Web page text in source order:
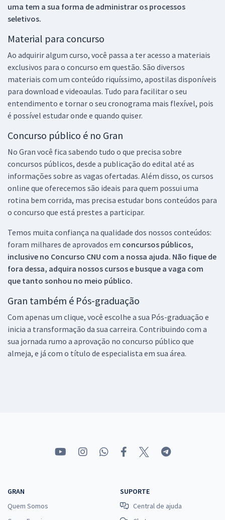
uma tem a sua forma de administrar os processos
seletivos.
Material para concurso
Ao adquirir algum curso, você passa a ter acesso a materiais
exclusivos para o concurso em questão. São diversos
materiais com um conteúdo riquíssimo, apostilas disponíveis
para download e videoaulas. Tudo para facilitar o seu
entendimento e tornar o seu cronograma mais flexível, pois
é possível estudar onde e quando quiser.
Concurso público é no Gran
No Gran você fica sabendo tudo o que precisa sobre
concursos públicos, desde a publicação do edital até as
informações sobre as vagas ofertadas. Além disso, os cursos
online que oferecemos são ideais para quem possui uma
rotina bem corrida, mas precisa estudar bons conteúdos para
o concurso que está prestes a participar.
Temos muita confiança na qualidade dos nossos conteúdos:
foram milhares de aprovados em concursos públicos,
inclusive no Concurso CNU com a nossa ajuda. Não fique de
fora dessa, adquira nossos cursos e busque a vaga com
que tanto sonhou no meio público.
Gran também é Pós-graduação
Com apenas um clique, você escolhe a sua Pós-graduação e
inicia a transformação da sua carreira. Contribuindo com a
sua jornada rumo a aprovação no concurso público que
almeja, e já com o título de especialista em sua área.
GRAN
Quem Somos
SUPORTE
Central de ajuda